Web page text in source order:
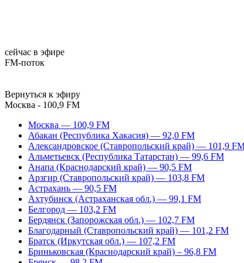
сейчас в эфире
FM-поток
Вернуться к эфиру
Москва - 100,9 FM
Москва — 100,9 FM
Абакан (Республика Хакасия) — 92,0 FM
Александровское (Ставропольский край) — 101,9
Альметьевск (Республика Татарстан) — 99,6 FM
Анапа (Краснодарский край) — 90,5 FM
Арзгир (Ставропольский край) — 103,8 FM
Астрахань — 90,5 FM
Ахтубинск (Астраханская обл.) — 99,1 FM
Белгород — 103,2 FM
Бердянск (Запорожская обл.) — 102,7 FM
Благодарный (Ставропольский край) — 101,2 FM
Братск (Иркутская обл.) — 107,2 FM
Бриньковская (Краснодарский край) – 96,8 FM